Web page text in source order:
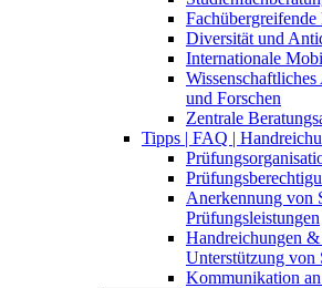
Diversität und
Internationale
und Forschen
Zentrale
Tipps | FAQ |
Anerkennung von
Prüfungsleistungen
Handreichungen
Unterstützung von
Kommunikation